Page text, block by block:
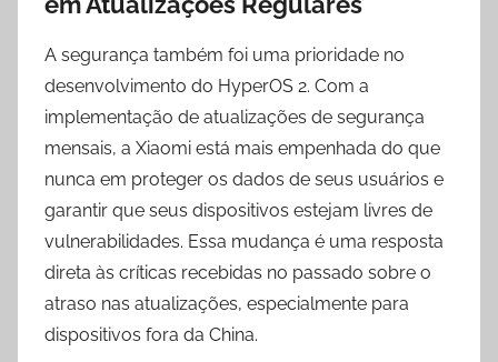
A segurança também foi uma prioridade no
desenvolvimento do HyperOS 2. Com a
implementação de atualizações de segurança
mensais, a Xiaomi está mais empenhada do que
nunca em proteger os dados de seus usuários e
garantir que seus dispositivos estejam livres de
vulnerabilidades. Essa mudança é uma resposta
direta às críticas recebidas no passado sobre o
atraso nas atualizações, especialmente para
dispositivos fora da China.